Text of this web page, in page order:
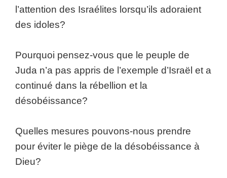
l’attention des Israélites lorsqu’ils adoraient
des idoles?
Pourquoi pensez-vous que le peuple de
Juda n’a pas appris de l’exemple d’Israël et a
continué dans la rébellion et la
désobéissance?
Quelles mesures pouvons-nous prendre
pour éviter le piège de la désobéissance à
Dieu?